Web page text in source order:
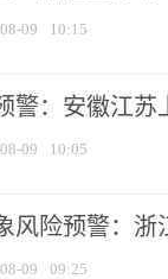
09 10:15
警：安徽江苏
09 10:05
风险预警：浙
09 09:25